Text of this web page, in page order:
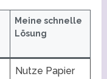
Meine schnelle
Lösung
Nutze Papier